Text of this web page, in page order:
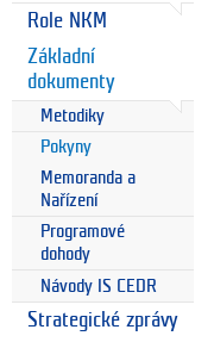
Role NKM
Základní
dokumenty
Metodiky
Pokyny
Memoranda a
Nařízení
Programové
dohody
Návody IS CEDR
Strategické zprávy